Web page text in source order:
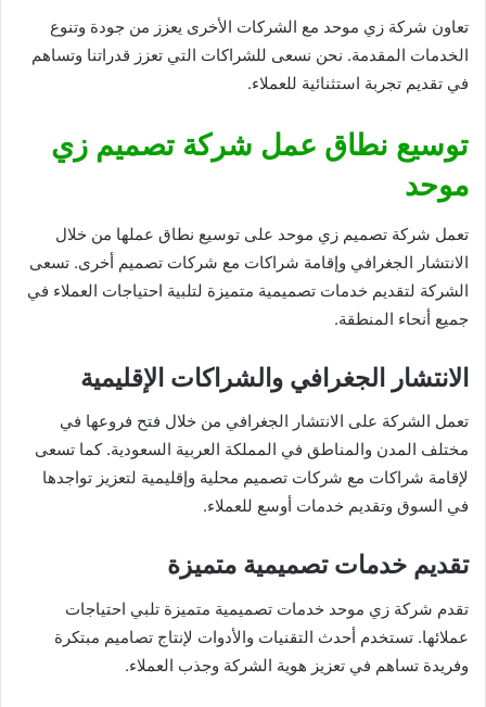
تعاون شركة زي موحد مع الشركات الأخرى يعزز من جودة وتنوع
الخدمات المقدمة. نحن نسعى للشراكات التي تعزز قدراتنا وتساهم
في تقديم تجربة استثنائية للعملاء.
توسيع نطاق عمل شركة تصميم زي
موحد
تعمل شركة تصميم زي موحد على توسيع نطاق عملها من خلال
الانتشار الجغرافي وإقامة شراكات مع شركات تصميم أخرى. تسعى
الشركة لتقديم خدمات تصميمية متميزة لتلبية احتياجات العملاء في
جميع أنحاء المنطقة.
الانتشار الجغرافي والشراكات الإقليمية
تعمل الشركة على الانتشار الجغرافي من خلال فتح فروعها في
مختلف المدن والمناطق في المملكة العربية السعودية. كما تسعى
لإقامة شراكات مع شركات تصميم محلية وإقليمية لتعزيز تواجدها
في السوق وتقديم خدمات أوسع للعملاء.
تقديم خدمات تصميمية متميزة
تقدم شركة زي موحد خدمات تصميمية متميزة تلبي احتياجات
عملائها. تستخدم أحدث التقنيات والأدوات لإنتاج تصاميم مبتكرة
وفريدة تساهم في تعزيز هوية الشركة وجذب العملاء.